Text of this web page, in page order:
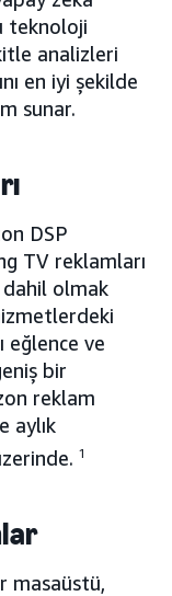
teknoloji
analizleri
en iyi şekilde
sunar.
DSP
TV reklamları
dahil olmak
eğlence ve
bir
reklam
aylık
1
masaüstü,